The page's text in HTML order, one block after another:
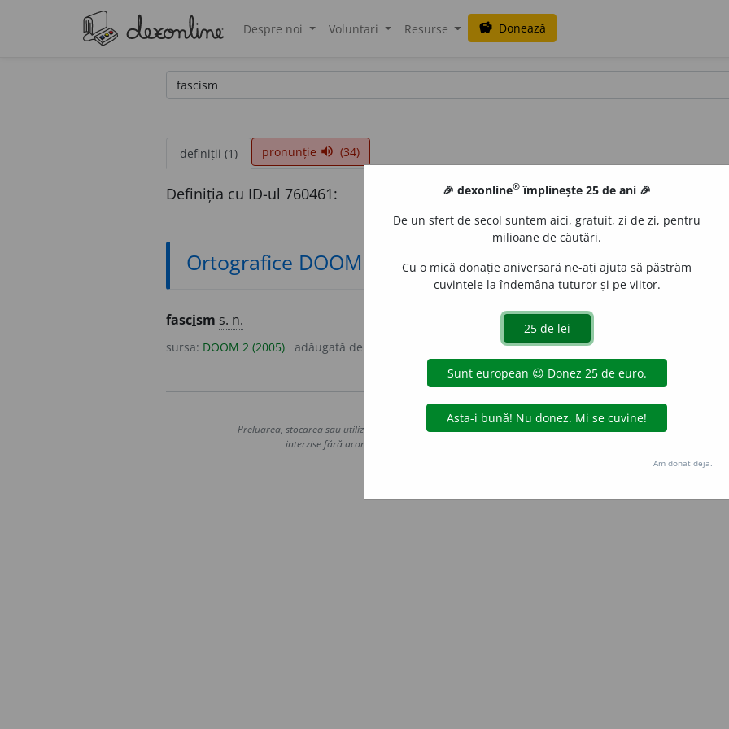
Despre noi Voluntari Resurse savings Donează
definiții (1) pronunție volume_up (34)
Definiția cu ID-ul 760461:
Ortografice DOOM
fascism s. n.
sursa: DOOM 2 (2005) adăugată de
Copyright © 2004-2026 dexonline (https://dexonline.ro)
Preluarea, stocarea sau utilizarea datelor de pe acest site, inclusiv prin orice metode de extragere automată
interzise fără acordul nostru prealabil scris, cu excepția seturilor de date oferite oficial spre utilizare
Hosterion
🎉 dexonline® împlinește 25 de ani 🎉
De un sfert de secol suntem aici, gratuit, zi de zi, pentru
milioane de căutări.
Cu o mică donație aniversară ne-ați ajuta să păstrăm
cuvintele la îndemâna tuturor și pe viitor.
Am donat deja.